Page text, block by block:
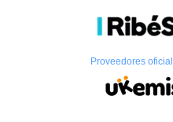
Proveedores